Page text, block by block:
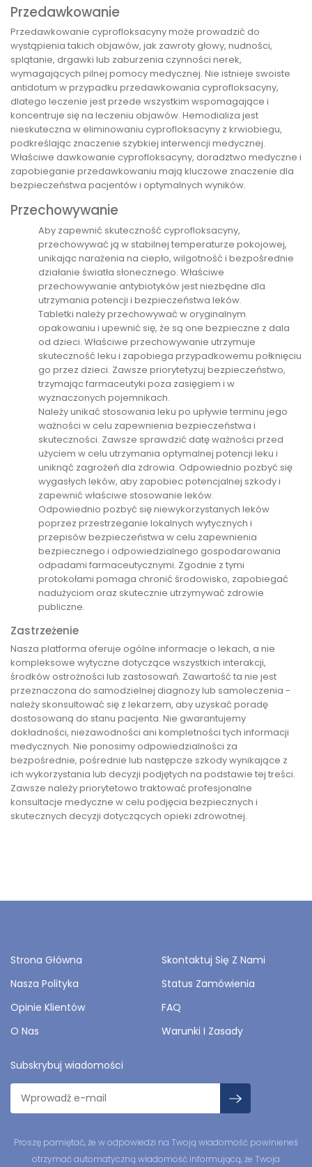
Przedawkowanie
Przedawkowanie cyprofloksacyny może prowadzić do
wystąpienia takich objawów, jak zawroty głowy, nudności,
splątanie, drgawki lub zaburzenia czynności nerek,
wymagających pilnej pomocy medycznej. Nie istnieje swoiste
antidotum w przypadku przedawkowania cyprofloksacyny,
dlatego leczenie jest przede wszystkim wspomagające i
koncentruje się na leczeniu objawów. Hemodializa jest
nieskuteczna w eliminowaniu cyprofloksacyny z krwiobiegu,
podkreślając znaczenie szybkiej interwencji medycznej.
Właściwe dawkowanie cyprofloksacyny, doradztwo medyczne i
zapobieganie przedawkowaniu mają kluczowe znaczenie dla
bezpieczeństwa pacjentów i optymalnych wyników.
Przechowywanie
Aby zapewnić skuteczność cyprofloksacyny,
przechowywać ją w stabilnej temperaturze pokojowej,
unikając narażenia na ciepło, wilgotność i bezpośrednie
działanie światła słonecznego. Właściwe
przechowywanie antybiotyków jest niezbędne dla
utrzymania potencji i bezpieczeństwa leków.
Tabletki należy przechowywać w oryginalnym
opakowaniu i upewnić się, że są one bezpieczne z dala
od dzieci. Właściwe przechowywanie utrzymuje
skuteczność leku i zapobiega przypadkowemu połknięciu
go przez dzieci. Zawsze priorytetyzuj bezpieczeństwo,
trzymając farmaceutyki poza zasięgiem i w
wyznaczonych pojemnikach.
Należy unikać stosowania leku po upływie terminu jego
ważności w celu zapewnienia bezpieczeństwa i
skuteczności. Zawsze sprawdzić datę ważności przed
użyciem w celu utrzymania optymalnej potencji leku i
uniknąć zagrożeń dla zdrowia. Odpowiednio pozbyć się
wygasłych leków, aby zapobiec potencjalnej szkody i
zapewnić właściwe stosowanie leków.
Odpowiednio pozbyć się niewykorzystanych leków
poprzez przestrzeganie lokalnych wytycznych i
przepisów bezpieczeństwa w celu zapewnienia
bezpiecznego i odpowiedzialnego gospodarowania
odpadami farmaceutycznymi. Zgodnie z tymi
protokołami pomaga chronić środowisko, zapobiegać
nadużyciom oraz skutecznie utrzymywać zdrowie
publiczne.
Zastrzeżenie
Nasza platforma oferuje ogólne informacje o lekach, a nie
kompleksowe wytyczne dotyczące wszystkich interakcji,
środków ostrożności lub zastosowań. Zawartość ta nie jest
przeznaczona do samodzielnej diagnozy lub samoleczenia -
należy skonsultować się z lekarzem, aby uzyskać poradę
dostosowaną do stanu pacjenta. Nie gwarantujemy
dokładności, niezawodności ani kompletności tych informacji
medycznych. Nie ponosimy odpowiedzialności za
bezpośrednie, pośrednie lub następcze szkody wynikające z
ich wykorzystania lub decyzji podjętych na podstawie tej treści.
Zawsze należy priorytetowo traktować profesjonalne
konsultacje medyczne w celu podjęcia bezpiecznych i
skutecznych decyzji dotyczących opieki zdrowotnej.
Strona Główna
Skontaktuj Się Z Nami
Nasza Polityka
Status Zamówienia
Opinie Klientów
FAQ
O Nas
Warunki I Zasady
Subskrybuj wiadomości
Proszę pamiętać, że w odpowiedzi na Twoją wiadomość powinieneś
otrzymać automatyczną wiadomość informującą, że Twoja